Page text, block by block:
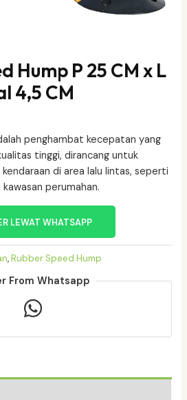
Hump P 25 CM x L
4,5 CM
penghambat kecepatan yang
tinggi, dirancang untuk
di area lalu lintas, seperti
perumahan.
LEWAT WHATSAPP
,Rubber Speed Hump
From Whatsapp